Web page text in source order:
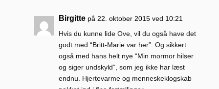
Birgitte på 22. oktober 2015 ved 10:21
Hvis du kunne lide Ove, vil du også have det
godt med “Britt-Marie var her”. Og sikkert
også med hans helt nye “Min mormor hilser
og siger undskyld”, som jeg ikke har læst
endnu. Hjertevarme og menneskeklogskab